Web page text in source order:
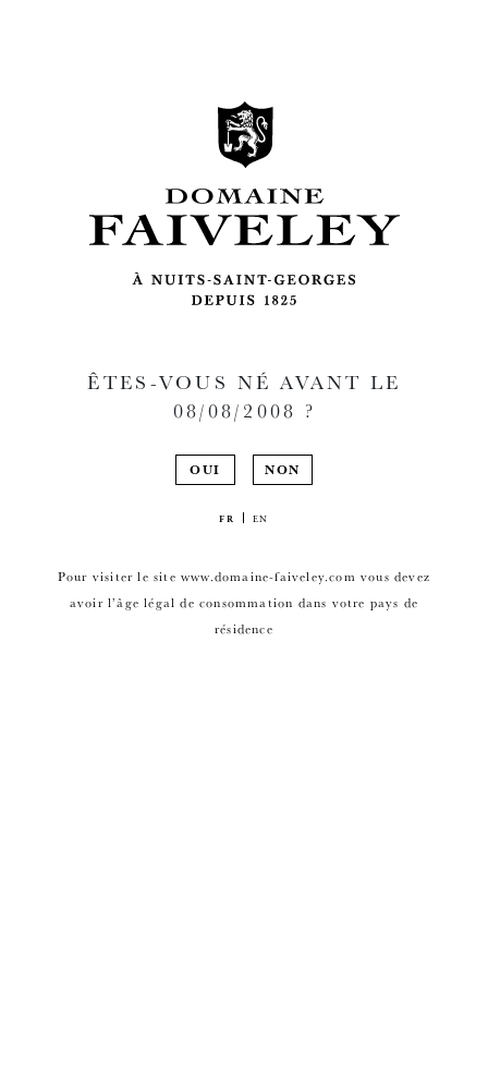
ÊTES-VOUS NÉ AVANT LE
08/08/2008 ?
OUI NON
FR EN
Pour visiter le site www.domaine-faiveley.com vous devez
avoir l’âge légal de consommation dans votre pays de
résidence